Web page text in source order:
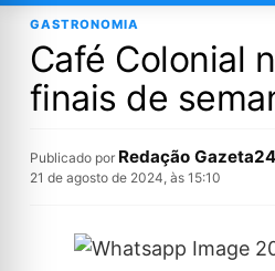
GASTRONOMIA
Café Colonial
finais de
Publicado por Redação
21 de agosto de 2024, às 15:10